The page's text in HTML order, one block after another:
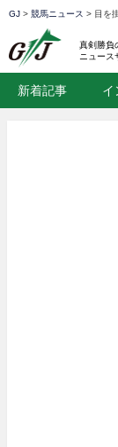
GJ > 競馬ニュース > 目を
真剣勝負
ニュース
新着記事 イ